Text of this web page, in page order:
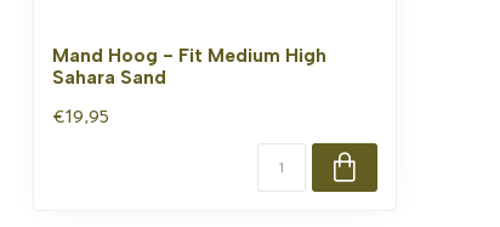
Mand Hoog - Fit Medium High
Sahara Sand
€19,95